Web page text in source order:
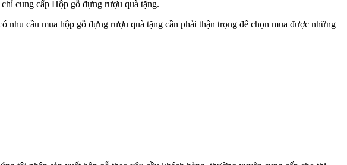
cung cấp Hộp gỗ đựng rượu quà tặng.
cầu mua hộp gỗ đựng rượu quà tặng cần phải thận trọng để chọn mua được những